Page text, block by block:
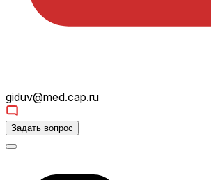
giduv@med.cap.ru
Задать вопрос